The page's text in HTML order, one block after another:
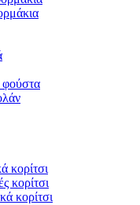
φούστα
κορίτσι
κορίτσι
κορίτσι